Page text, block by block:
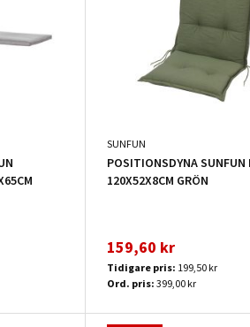
SUNFUN
POSITIONSDYNA SUNFUN
120X52X8CM GRÖN
159,60 kr
Tidigare pris: 199,50 kr
Ord. pris: 399,00 kr